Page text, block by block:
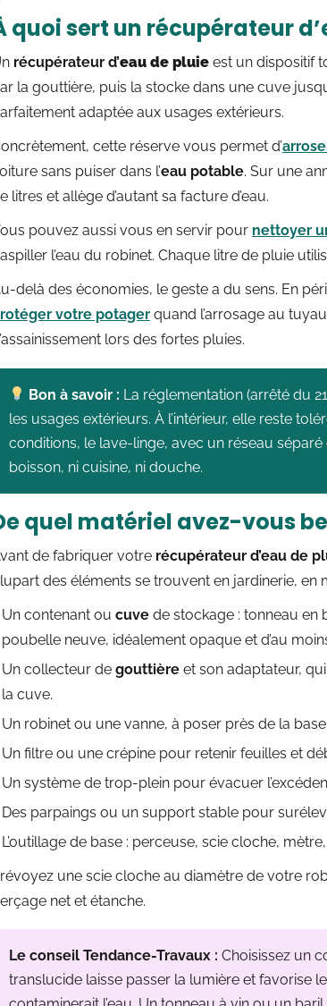
quoi sert un récupérateur
récupérateur d’eau de pluie est un dispositif
la gouttière, puis la stocke dans une cuve
adaptée aux usages extérieurs.
cette réserve vous permet d’
sans puiser dans l’eau potable. Sur une
litres et allège d’autant sa facture d’eau.
pouvez aussi vous en servir pour nettoyer
l’eau du robinet. Chaque litre de pluie
delà des économies, le geste a du sens. En
votre potager quand l’arrosage au
lors des fortes pluies.
Bon à savoir : La réglementation (arrêté du
les usages extérieurs. À l’intérieur, elle reste
conditions, le lave-linge, avec un réseau séparé
boisson, ni cuisine, ni douche.
quel matériel avez-vous
de fabriquer votre récupérateur d’eau de
des éléments se trouvent en jardinerie,
Un contenant ou cuve de stockage : tonneau en
poubelle neuve, idéalement opaque et d’au
Un collecteur de gouttière et son adaptateur,
la cuve.
Un robinet ou une vanne, à poser près de la
Un filtre ou une crépine pour retenir feuilles et
Un système de trop-plein pour évacuer
Des parpaings ou un support stable pour
L’outillage de base : perceuse, scie cloche,
une scie cloche au diamètre de votre
net et étanche.
Le conseil Tendance-Travaux : Choisissez un
translucide laisse passer la lumière et favorise